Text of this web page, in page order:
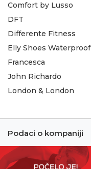
Comfort by Lusso
DFT
Differente Fitness
Elly Shoes Waterproof
Francesca
John Richardo
London & London
Podaci o kompaniji
Informacije